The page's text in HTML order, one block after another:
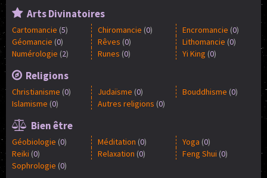
Arts Divinatoires
Cartomancie (5) Chiromancie (0) Encromancie (0)
Géomancie (0) Rêves (0) Lithomancie (0)
Numérologie (2) Runes (0) Yi King (0)
Religions
Christianisme (0) Judaïsme (0) Bouddhisme (0)
Islamisme (0) Autres religions (0)
Bien être
Géobiologie (0) Méditation (0) Yoga (0)
Reiki (0) Relaxation (0) Feng Shui (0)
Sophrologie (0)